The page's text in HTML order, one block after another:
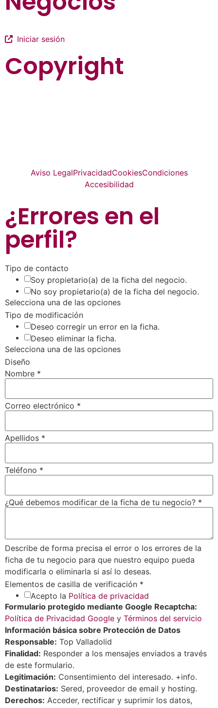
Iniciar sesión
Copyright
Aviso LegalPrivacidadCookiesCondiciones
Accesibilidad
¿Errores en el
perfil?
Tipo de contacto
Soy propietario(a) de la ficha del negocio.
No soy propietario(a) de la ficha del negocio.
Selecciona una de las opciones
Tipo de modificación
Deseo corregir un error en la ficha.
Deseo eliminar la ficha.
Selecciona una de las opciones
Diseño
Nombre *
Correo electrónico *
Apellidos *
Teléfono *
¿Qué debemos modificar de la ficha de tu negocio? *
Describe de forma precisa el error o los errores de la
ficha de tu negocio para que nuestro equipo pueda
modificarla o eliminarla si así lo deseas.
Elementos de casilla de verificación *
Acepto la Política de privacidad
Formulario protegido mediante Google Recaptcha:
Política de Privacidad Google y Términos del servicio
Información básica sobre Protección de Datos
Responsable: Top Valladolid
Finalidad: Responder a los mensajes enviados a través
de este formulario.
Legitimación: Consentimiento del interesado. +info.
Destinatarios: Sered, proveedor de email y hosting.
Derechos: Acceder, rectificar y suprimir los datos,